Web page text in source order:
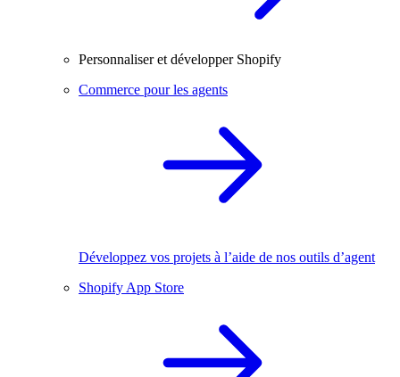
Personnaliser et développer Shopify
Commerce pour les agents
Développez vos projets à l’aide de nos outils d’agent
Shopify App Store